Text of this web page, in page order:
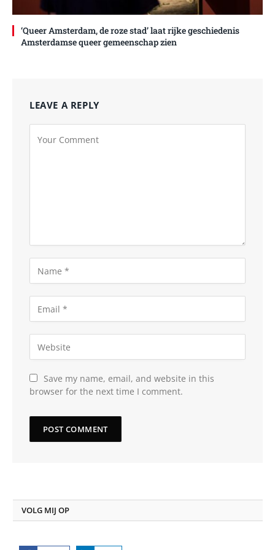
‘Queer Amsterdam, de roze stad’ laat rijke geschiedenis
Amsterdamse queer gemeenschap zien
LEAVE A REPLY
Save my name, email, and website in this
browser for the next time I comment.
VOLG MIJ OP